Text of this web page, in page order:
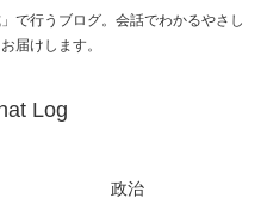
で行うブログ。会話でわかるやさし
届けします。
Log
政治